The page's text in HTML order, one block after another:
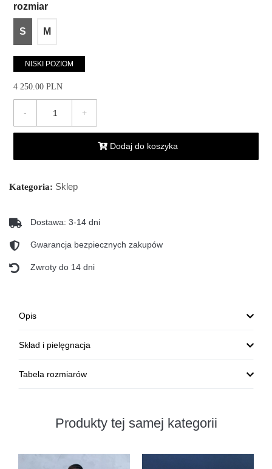
rozmiar
S M
NISKI POZIOM
4 250.00 PLN
- +
Dodaj do koszyka
Kategoria: Sklep
Dostawa: 3-14 dni
Gwarancja bezpiecznych zakupów
Zwroty do 14 dni
Opis
Skład i pielęgnacja
Tabela rozmiarów
Produkty tej samej kategorii